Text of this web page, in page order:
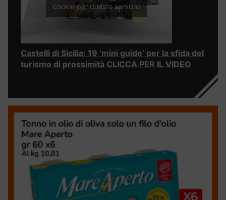
cookie per questo servizio
Castelli di Sicilia: 19 ‘mini guide’ per la sfida del
turismo di prossimità CLICCA PER IL VIDEO